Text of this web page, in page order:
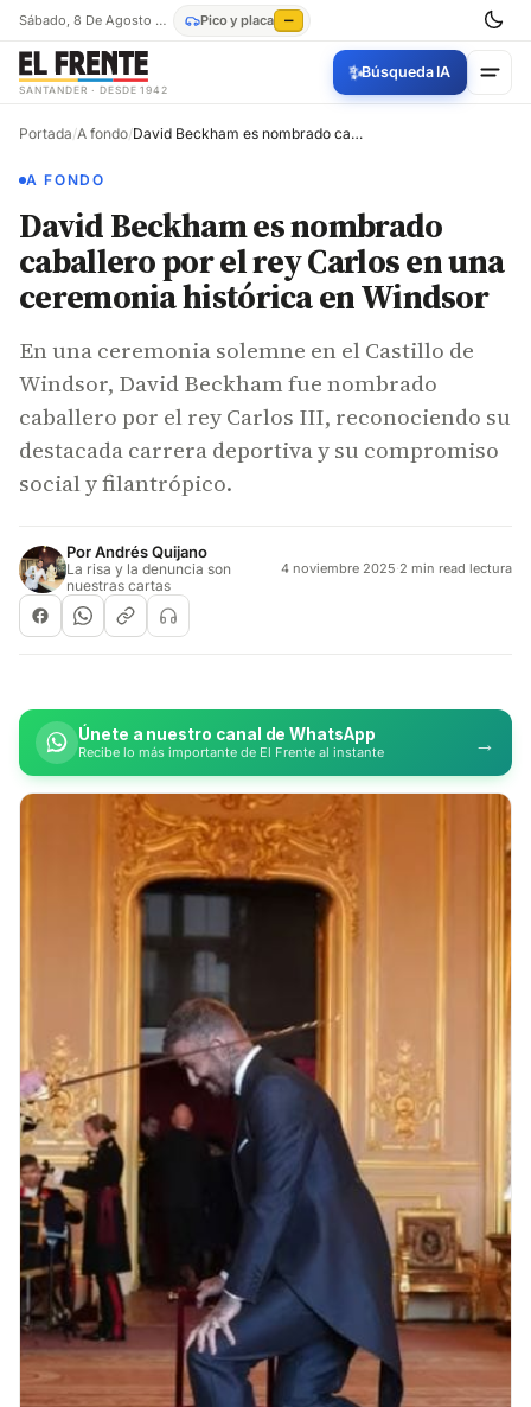
Sábado, 8 De Agosto De 2026 Pico y placa —
SANTANDER · DESDE 1942
✨Búsqueda IA
Portada/A fondo/ David Beckham es nombrado caballero por el rey Carlos en una ceremonia histórica en Windsor
A FONDO
David Beckham es nombrado
caballero por el rey Carlos en una
ceremonia histórica en Windsor
En una ceremonia solemne en el Castillo de
Windsor, David Beckham fue nombrado
caballero por el rey Carlos III, reconociendo su
destacada carrera deportiva y su compromiso
social y filantrópico.
PorAndrés Quijano
La risa y la denuncia son
nuestras cartas
4 noviembre 2025·2 min read lectura
Únete a nuestro canal de WhatsApp
Recibe lo más importante de El Frente al instante →